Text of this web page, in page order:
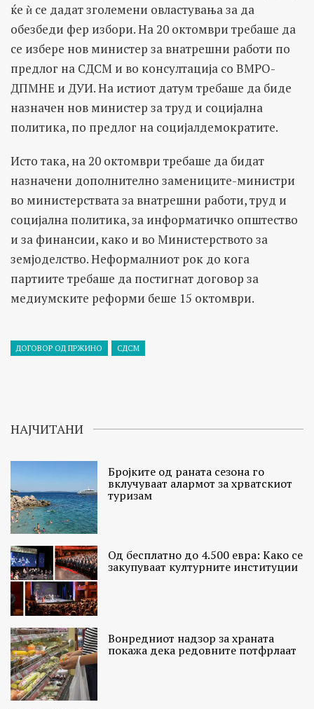
ќе ѝ се дадат зголемени овластувања за да
обезбеди фер избори. На 20 октомври требаше да
се избере нов министер за внатрешни работи по
предлог на СДСМ и во консултација со ВМРО-
ДПМНЕ и ДУИ. На истиот датум требаше да биде
назначен нов министер за труд и социјална
политика, по предлог на социјалдемократите.
Исто така, на 20 октомври требаше да бидат
назначени дополнително замениците-министри
во министерствата за внатрешни работи, труд и
социјална политика, за информатичко општество
и за финансии, како и во Министерството за
земјоделство. Неформалниот рок до кога
партиите требаше да постигнат договор за
медиумските реформи беше 15 октомври.
ДОГОВОР ОД ПРЖИНО СДСМ
НАЈЧИТАНИ
Бројките од раната сезона го
вклучуваат алармот за хрватскиот
туризам
Од бесплатно до 4.500 евра: Како се
закупуваат културните институции
Вонредниот надзор за храната
покажа дека редовните потфрлаат